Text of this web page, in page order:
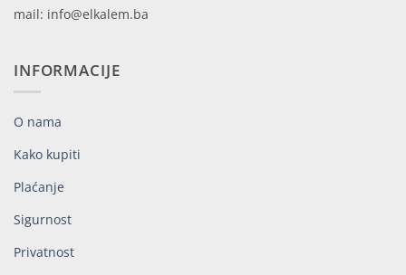
mail: info@elkalem.ba
INFORMACIJE
O nama
Kako kupiti
Plaćanje
Sigurnost
Privatnost